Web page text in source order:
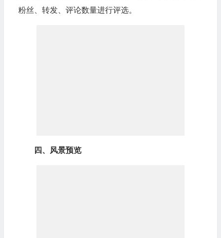
粉丝、转发、评论数量进行评选。
四、风景预览